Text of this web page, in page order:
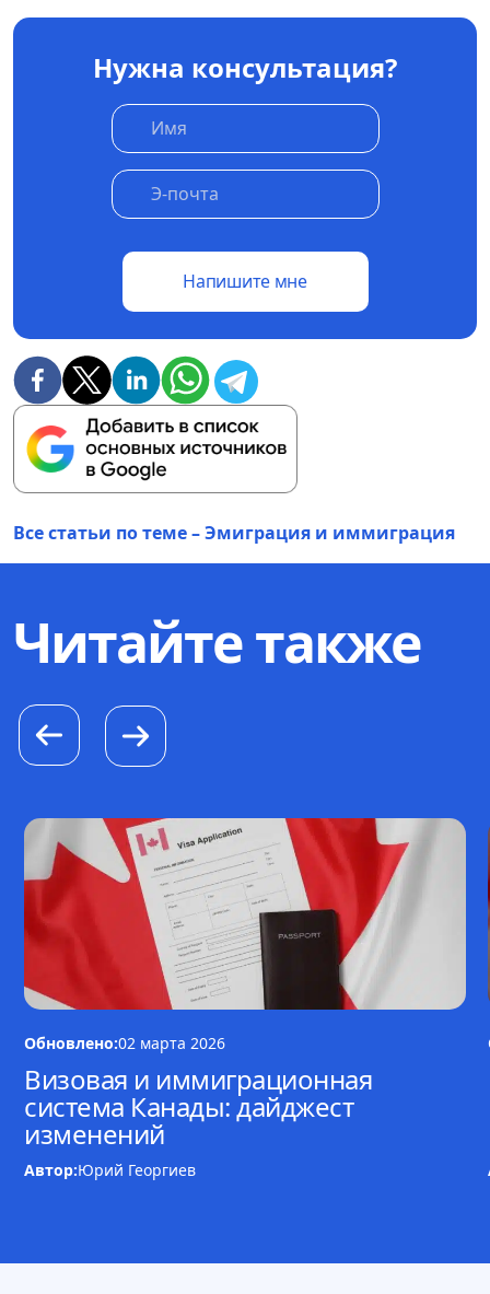
Нужна консультация?
Напишите мне
Все статьи по теме – Эмиграция и иммиграция
Читайте также
Обновлено:02 марта 2026
Визовая и иммиграционная
система Канады: дайджест
изменений
Автор:Юрий Георгиев